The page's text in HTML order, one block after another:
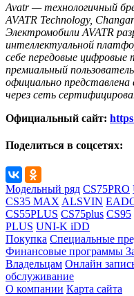
Avatr — технологичный
AVATR Technology,
Электромобили AVATR
интеллектуальной
себе передовые цифровые
премиальный
официально представлена
через сеть
Официальный сайт:
Поделиться в соцсетях:
Модельный ряд CS75PRO
CS35 MAX ALSVIN
CS55PLUS CS75plus CS95
PLUS UNI-K iDD
Покупка Специальные
Финансовые программы
Владельцам Онлайн
обслуживание
О компании Карта сайта